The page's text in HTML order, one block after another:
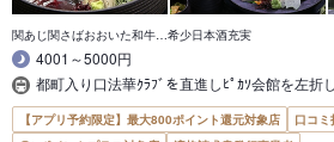
関あじ関さばおおいた和牛…希少日本酒充実
4001～5000円
都町入り口法華ｸﾗﾌﾞを直進しﾋﾟｶｿ会館を左折
【アプリ予約限定】最大800ポイント還元対象店
口コ